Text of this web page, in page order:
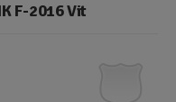
F-2016 Vit